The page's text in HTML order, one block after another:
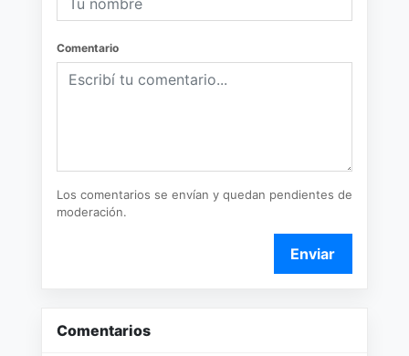
Comentario
Los comentarios se envían y quedan pendientes de
moderación.
Enviar
Comentarios